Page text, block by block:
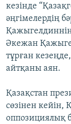
кезінде
әңгімелердің
Әкежaн
тұрған
айтқаны аян.
Қазақстан
сөзінен кейін,
оппозициялық